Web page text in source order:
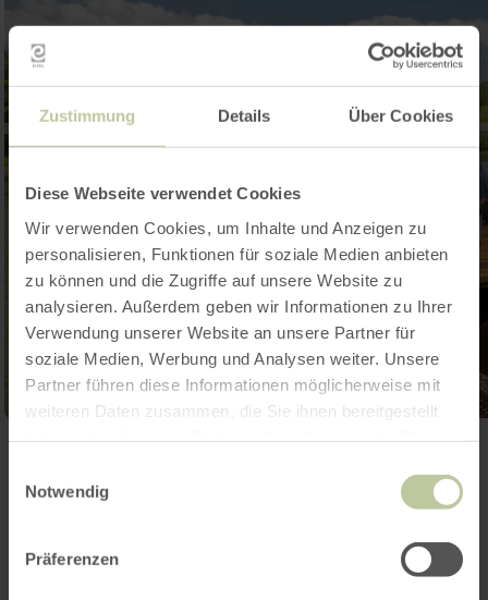
Zustimmung Details Über Cookies
Diese Webseite verwendet Cookies
Wir verwenden Cookies, um Inhalte und Anzeigen zu
personalisieren, Funktionen für soziale Medien anbieten
zu können und die Zugriffe auf unsere Website zu
analysieren. Außerdem geben wir Informationen zu Ihrer
Verwendung unserer Website an unsere Partner für
soziale Medien, Werbung und Analysen weiter. Unsere
Partner führen diese Informationen möglicherweise mit
weiteren Daten zusammen, die Sie ihnen bereitgestellt
Notwendig
Präferenzen
Contact